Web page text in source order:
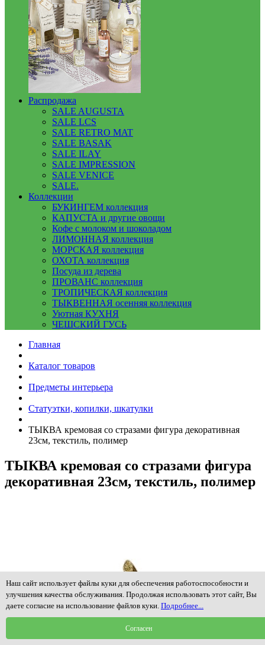
Распродажа
SALE AUGUSTA
SALE LCS
SALE RETRO MAT
SALE BASAK
SALE ILAY
SALE IMPRESSION
SALE VENICE
SALE.
Коллекции
БУКИНГЕМ коллекция
КАПУСТА и другие овощи
Кофе с молоком и шоколадом
ЛИМОННАЯ коллекция
МОРСКАЯ коллекция
ОХОТА коллекция
Посуда из дерева
ПРОВАНС коллекция
ТРОПИЧЕСКАЯ коллекция
ТЫКВЕННАЯ осенняя коллекция
Уютная КУХНЯ
ЧЕШСКИЙ ГУСЬ
Главная
Каталог товаров
Предметы интерьера
Статуэтки, копилки, шкатулки
ТЫКВА кремовая со стразами фигура декоративная
23см, текстиль, полимер
ТЫКВА кремовая со стразами фигура
декоративная 23см, текстиль, полимер
Наш сайт использует файлы куки для обеспечения работоспособности и
улучшения качества обслуживания. Продолжая использовать этот сайт, Вы
даете согласие на использование файлов куки. Подробнее...
Согласен